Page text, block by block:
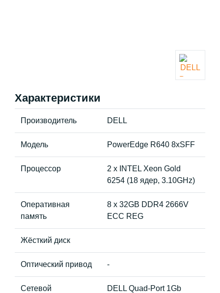
Характеристики
Производитель DELL
Модель PowerEdge R640 8xSFF
Процессор
2 x INTEL Xeon Gold
6254 (18 ядер, 3.10GHz)
Оперативная
память
8 x 32GB DDR4 2666V
ECC REG
Жёсткий диск
Оптический привод -
Сетевой
DELL Quad-Port 1Gb